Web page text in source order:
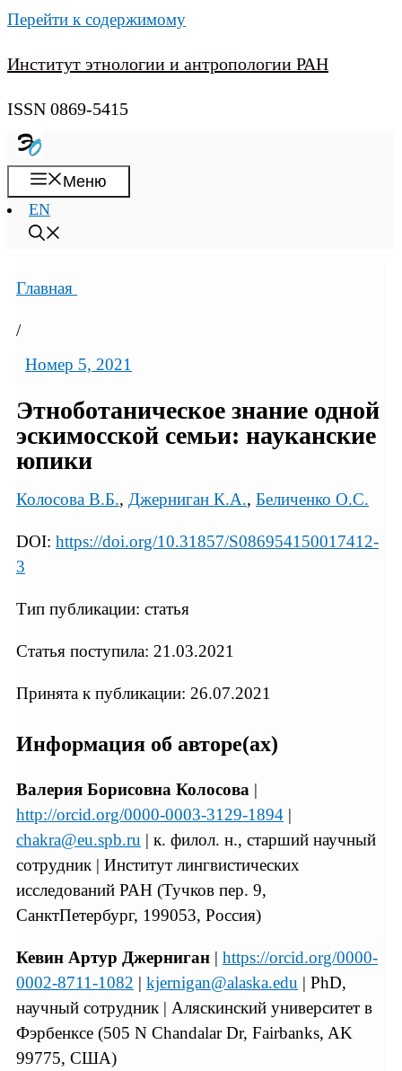
Перейти к содержимому
Институт этнологии и антропологии РАН
ISSN 0869-5415
Меню
EN
Главная
/
Номер 5, 2021
Этноботаническое знание одной
эскимосской семьи: науканские
юпики
Колосова В.Б., Джерниган К.А., Беличенко О.С.
DOI: https://doi.org/10.31857/S086954150017412-
3
Тип публикации: статья
Статья поступила: 21.03.2021
Принята к публикации: 26.07.2021
Информация об авторе(ах)
Валерия Борисовна Колосова |
http://orcid.org/0000-0003-3129-1894 |
chakra@eu.spb.ru | к. филол. н., старший научный
сотрудник | Институт лингвистических
исследований РАН (Тучков пер. 9,
СанктПетербург, 199053, Россия)
Кевин Артур Джерниган | https://orcid.org/0000-
0002-8711-1082 | kjernigan@alaska.edu | PhD,
научный сотрудник | Аляскинский университет в
Фэрбенксе (505 N Chandalar Dr, Fairbanks, AK
99775, США)